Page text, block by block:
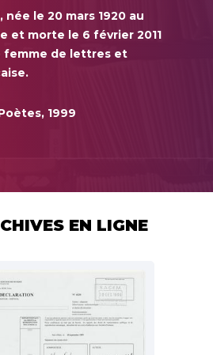
le 20 mars 1920 au
et morte le 6 février 2011
femme de lettres et
1999
EN LIGNE